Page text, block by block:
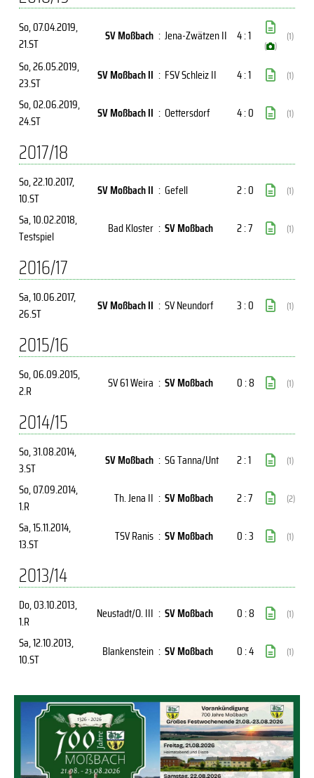
So, 07.04.2019,
21.ST
SV Moßbach : Jena-Zwätzen II 4 : 1
( )
(1)
So, 26.05.2019,
23.ST
SV Moßbach II : FSV Schleiz II 4 : 1 (1)
So, 02.06.2019,
24.ST
SV Moßbach II : Oettersdorf 4 : 0 (1)
2017/18
So, 22.10.2017,
10.ST
SV Moßbach II : Gefell 2 : 0 (1)
Sa, 10.02.2018,
Testspiel
Bad Kloster : SV Moßbach 2 : 7 (1)
2016/17
Sa, 10.06.2017,
26.ST
SV Moßbach II : SV Neundorf 3 : 0 (1)
2015/16
So, 06.09.2015,
2.R
SV 61 Weira : SV Moßbach 0 : 8 (1)
2014/15
So, 31.08.2014,
3.ST
SV Moßbach : SG Tanna/Unt 2 : 1 (1)
So, 07.09.2014,
1.R
Th. Jena II : SV Moßbach 2 : 7 (2)
Sa, 15.11.2014,
13.ST
TSV Ranis : SV Moßbach 0 : 3 (1)
2013/14
Do, 03.10.2013,
1.R
Neustadt/O. III : SV Moßbach 0 : 8 (1)
Sa, 12.10.2013,
10.ST
Blankenstein : SV Moßbach 0 : 4 (1)